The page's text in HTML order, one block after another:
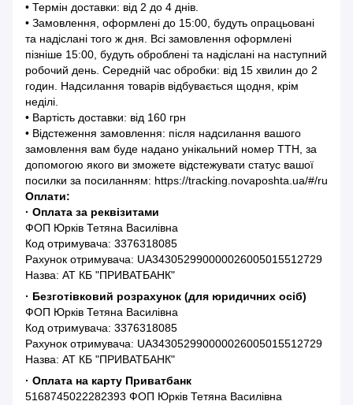
• Термін доставки: від 2 до 4 днів.
• Замовлення, оформлені до 15:00, будуть опрацьовані
та надіслані того ж дня. Всі замовлення оформлені
пізніше 15:00, будуть оброблені та надіслані на наступний
робочий день. Середній час обробки: від 15 хвилин до 2
годин. Надсилання товарів відбувається щодня, крім
неділі.
• Вартість доставки: від 160 грн
• Відстеження замовлення: після надсилання вашого
замовлення вам буде надано унікальний номер ТТН, за
допомогою якого ви зможете відстежувати статус вашої
посилки за посиланням: https://tracking.novaposhta.ua/#/ru
Оплати:
· Оплата за реквізитами
ФОП Юрків Тетяна Василівна
Код отримувача: 3376318085
Рахунок отримувача: UA343052990000026005015512729
Назва: АТ КБ "ПРИВАТБАНК"
· Безготівковий розрахунок (для юридичних осіб)
ФОП Юрків Тетяна Василівна
Код отримувача: 3376318085
Рахунок отримувача: UA343052990000026005015512729
Назва: АТ КБ "ПРИВАТБАНК"
· Оплата на карту Приватбанк
5168745022282393 ФОП Юрків Тетяна Василівна